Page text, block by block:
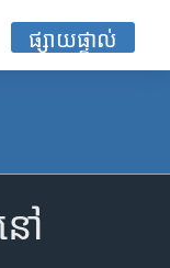
ផ្សាយផ្ទាល់
ៅ